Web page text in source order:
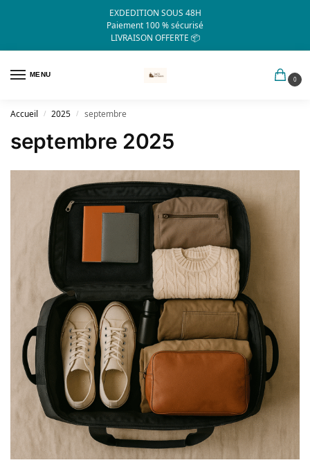
EXDEDITION SOUS 48H
Paiement 100 % sécurisé
LIVRAISON OFFERTE 📦
MENU
0
Accueil / 2025 / septembre
septembre 2025